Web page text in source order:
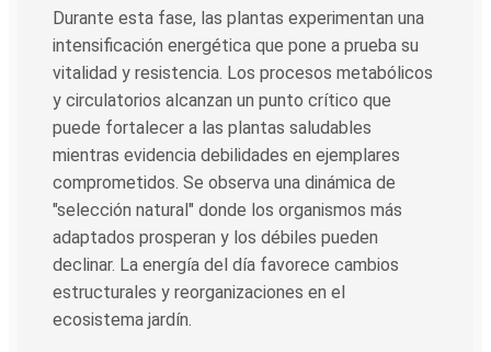
Durante esta fase, las plantas experimentan una
intensificación energética que pone a prueba su
vitalidad y resistencia. Los procesos metabólicos
y circulatorios alcanzan un punto crítico que
puede fortalecer a las plantas saludables
mientras evidencia debilidades en ejemplares
comprometidos. Se observa una dinámica de
"selección natural" donde los organismos más
adaptados prosperan y los débiles pueden
declinar. La energía del día favorece cambios
estructurales y reorganizaciones en el
ecosistema jardín.